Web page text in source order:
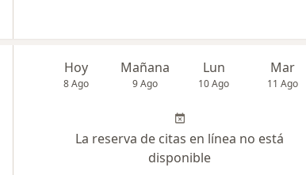
Hoy
8 Ago
Mañana
9 Ago
Lun
10 Ago
Mar
11 Ago
La reserva de citas en línea no está
disponible